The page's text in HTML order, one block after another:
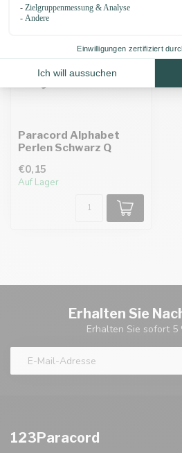
Paracord Alphabet
Perlen Schwarz Q
€0,15
Auf Lager
Erhalten Sie
Erhalten Sie sofort 5
123Paracord